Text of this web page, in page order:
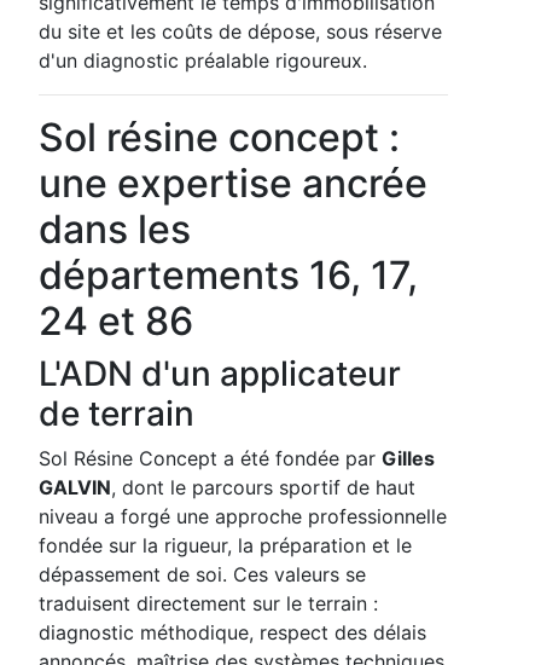
du site et les coûts de dépose, sous réserve
d'un diagnostic préalable rigoureux.
Sol résine concept :
une expertise ancrée
dans les
départements 16, 17,
24 et 86
L'ADN d'un applicateur
de terrain
Sol Résine Concept a été fondée par Gilles
GALVIN, dont le parcours sportif de haut
niveau a forgé une approche professionnelle
fondée sur la rigueur, la préparation et le
dépassement de soi. Ces valeurs se
traduisent directement sur le terrain :
diagnostic méthodique, respect des délais